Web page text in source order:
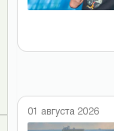
01 августа 2026